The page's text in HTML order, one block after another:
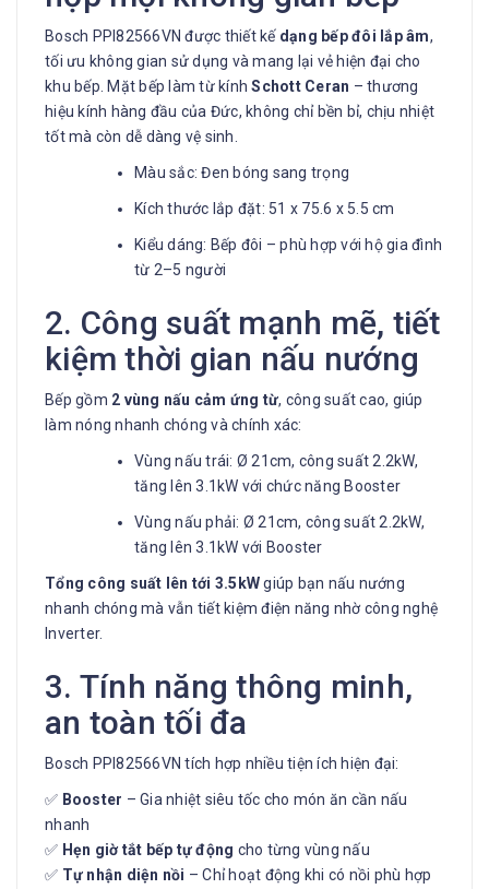
Bosch PPI82566VN được thiết kế dạng bếp đôi lắp âm,
tối ưu không gian sử dụng và mang lại vẻ hiện đại cho
khu bếp. Mặt bếp làm từ kínhSchott Ceran – thương
hiệu kính hàng đầu của Đức, không chỉ bền bỉ, chịu nhiệt
tốt mà còn dễ dàng vệ sinh.
Màu sắc: Đen bóng sang trọng
Kích thước lắp đặt: 51 x 75.6 x 5.5 cm
Kiểu dáng: Bếp đôi – phù hợp với hộ gia đình
từ 2–5 người
2. Công suất mạnh mẽ, tiết
kiệm thời gian nấu nướng
Bếp gồm 2 vùng nấu cảm ứng từ, công suất cao, giúp
làm nóng nhanh chóng và chính xác:
Vùng nấu trái: Ø 21cm, công suất 2.2kW,
tăng lên 3.1kW với chức năng Booster
Vùng nấu phải: Ø 21cm, công suất 2.2kW,
tăng lên 3.1kW với Booster
Tổng công suất lên tới 3.5kWgiúp bạn nấu nướng
nhanh chóng mà vẫn tiết kiệm điện năng nhờ công nghệ
Inverter.
3. Tính năng thông minh,
an toàn tối đa
Bosch PPI82566VN tích hợp nhiều tiện ích hiện đại:
✅ Booster – Gia nhiệt siêu tốc cho món ăn cần nấu
nhanh
✅ Hẹn giờ tắt bếp tự động cho từng vùng nấu
✅ Tự nhận diện nồi – Chỉ hoạt động khi có nồi phù hợp